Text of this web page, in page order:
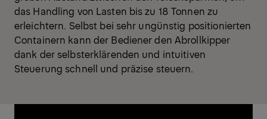
das Handling von Lasten bis zu 18 Tonnen zu
erleichtern. Selbst bei sehr ungünstig positionierten
Containern kann der Bediener den Abrollkipper
dank der selbsterklärenden und intuitiven
Steuerung schnell und präzise steuern.